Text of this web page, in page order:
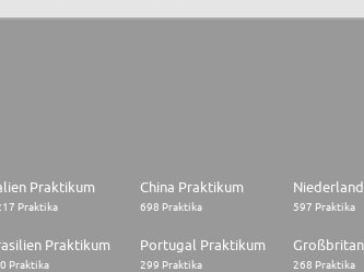
Praktikum
Praktika
China Praktikum
698 Praktika 597 Praktika
Praktikum
Praktika
Portugal Praktikum
299 Praktika 268 Praktika